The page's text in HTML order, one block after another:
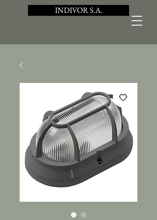
INDIVOR S.A.